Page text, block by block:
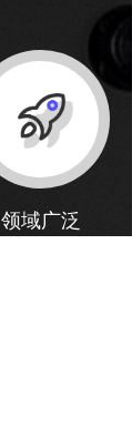
领域广泛